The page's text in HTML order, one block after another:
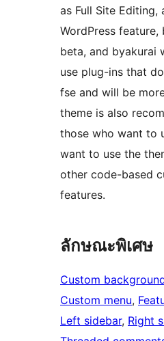
as Full Site Editing,
WordPress
beta, and byakurai
use plug-ins that
fse and will be
theme is also
those who want to
want to use the
other code-based
features.
ลักษณะพิเศษ
Custom
Custom menu,
Left sidebar, Right